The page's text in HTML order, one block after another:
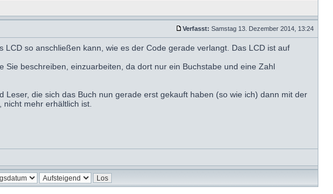
Verfasst: Samstag 13. Dezember 2014, 13:24
so anschließen kann, wie es der Code gerade verlangt. Das LCD ist auf
beschreiben, einzuarbeiten, da dort nur ein Buchstabe und eine Zahl
die sich das Buch nun gerade erst gekauft haben (so wie ich) dann mit der
mehr erhältlich ist.